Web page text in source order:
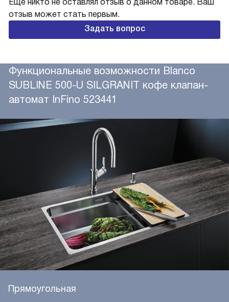
отзыв может стать первым.
Задать вопрос
Функциональные возможности Blanco
SUBLINE 500-U SILGRANIT кофе клапан-
автомат InFino 523441
Прямоугольная